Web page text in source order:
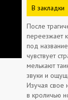
В закладки
После
переезжает
под
чувствует
мелькают
звуки и
Изучая свое
в кроличью